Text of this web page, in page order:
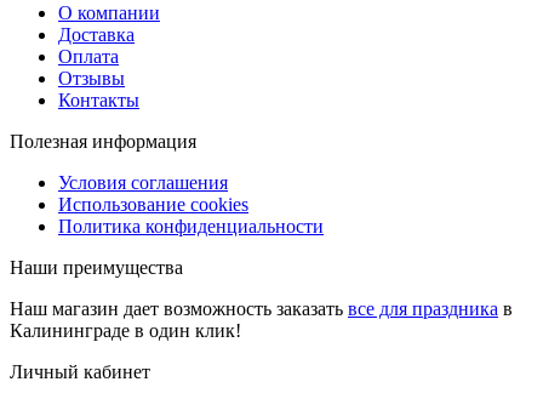
О компании
Доставка
Оплата
Отзывы
Контакты
Полезная информация
Условия соглашения
Использование cookies
Политика конфиденциальности
Наши преимущества
Наш магазин дает возможность заказать все для праздника в
Калининграде в один клик!
Личный кабинет